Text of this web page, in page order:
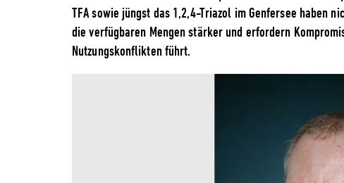
TFA sowie jüngst das 1,2,4-Triazol im Genfersee haben
die verfügbaren Mengen stärker und erfordern
Nutzungskonflikten führt.